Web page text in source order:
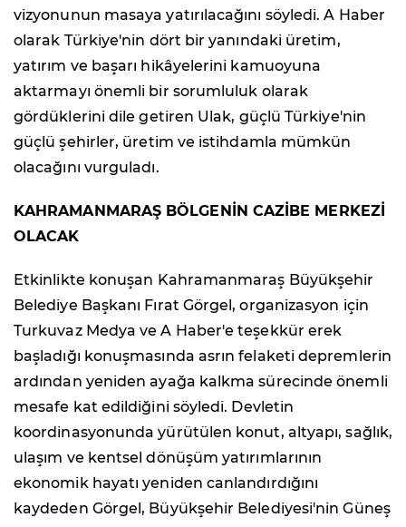
vizyonunun masaya yatırılacağını söyledi. A Haber
olarak Türkiye'nin dört bir yanındaki üretim,
yatırım ve başarı hikâyelerini kamuoyuna
aktarmayı önemli bir sorumluluk olarak
gördüklerini dile getiren Ulak, güçlü Türkiye'nin
güçlü şehirler, üretim ve istihdamla mümkün
olacağını vurguladı.
KAHRAMANMARAŞ BÖLGENİN CAZİBE MERKEZİ
OLACAK
Etkinlikte konuşan Kahramanmaraş Büyükşehir
Belediye Başkanı Fırat Görgel, organizasyon için
Turkuvaz Medya ve A Haber'e teşekkür erek
başladığı konuşmasında asrın felaketi depremlerin
ardından yeniden ayağa kalkma sürecinde önemli
mesafe kat edildiğini söyledi. Devletin
koordinasyonunda yürütülen konut, altyapı, sağlık,
ulaşım ve kentsel dönüşüm yatırımlarının
ekonomik hayatı yeniden canlandırdığını
kaydeden Görgel, Büyükşehir Belediyesi'nin Güneş